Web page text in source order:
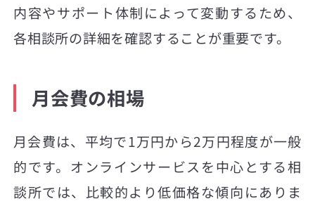
内容やサポート体制によって変動するため、
各相談所の詳細を確認することが重要です。
月会費の相場
月会費は、平均で1万円から2万円程度が一般
的です。オンラインサービスを中心とする相
談所では、比較的より低価格な傾向にありま